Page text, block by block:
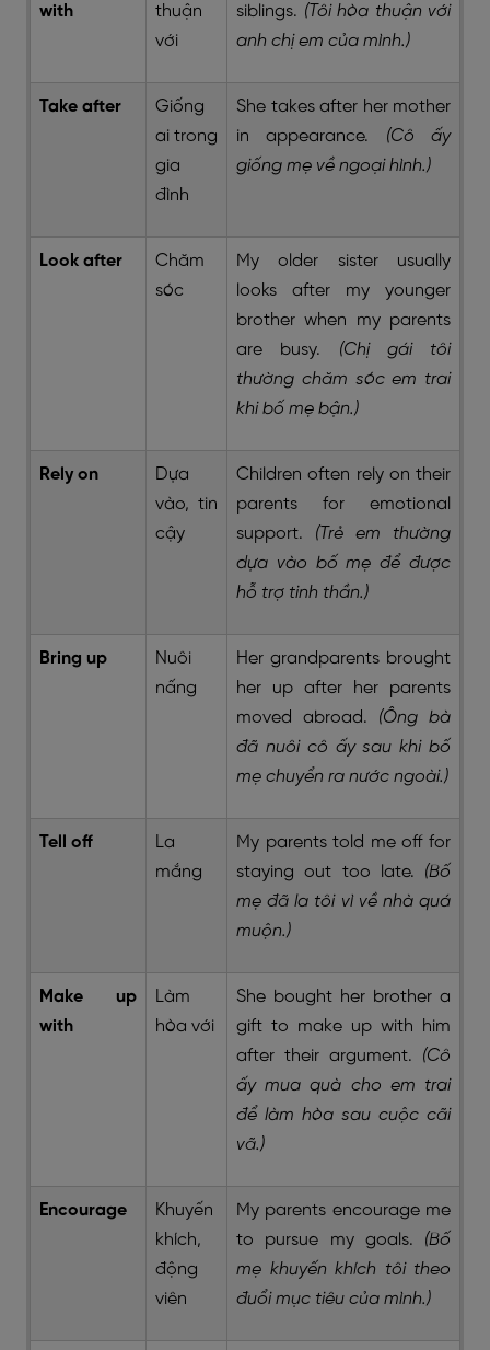
with
thuận
với
siblings. (Tôi hòa thuận với
anh chị em của mình.)
Take after
Giống
ai trong
gia
đình
She takes after her mother
in appearance. (Cô ấy
giống mẹ về ngoại hình.)
Look after
Chăm
sóc
My older sister usually
looks after my younger
brother when my parents
are busy. (Chị gái tôi
thường chăm sóc em trai
khi bố mẹ bận.)
Rely on
Dựa
vào, tin
cậy
Children often rely on their
parents for emotional
support. (Trẻ em thường
dựa vào bố mẹ để được
hỗ trợ tinh thần.)
Bring up
Nuôi
nấng
Her grandparents brought
her up after her parents
moved abroad. (Ông bà
đã nuôi cô ấy sau khi bố
mẹ chuyển ra nước ngoài.)
Tell off
La
mắng
My parents told me off for
staying out too late. (Bố
mẹ đã la tôi vì về nhà quá
muộn.)
Make up
with
Làm
hòa với
She bought her brother a
gift to make up with him
after their argument. (Cô
ấy mua quà cho em trai
để làm hòa sau cuộc cãi
vã.)
Encourage
Khuyến
khích,
động
viên
My parents encourage me
to pursue my goals. (Bố
mẹ khuyến khích tôi theo
đuổi mục tiêu của mình.)